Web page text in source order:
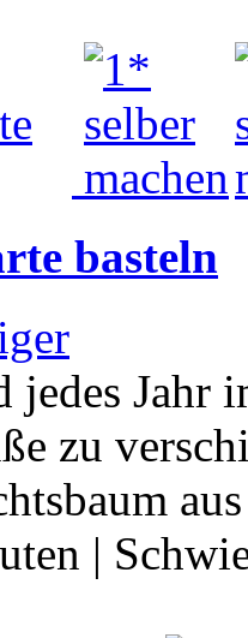
basteln
jedes Jahr
zu
|